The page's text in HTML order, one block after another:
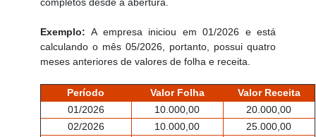
completos desde a abertura.
Exemplo:A empresa iniciou em 01/2026 e está
calculando o mês 05/2026, portanto, possui quatro
meses anteriores de valores de folha e receita.
Período Valor Folha
Valor Receita
01/2026
10.000,00
20.000,00
02/2026
10.000,00
25.000,00